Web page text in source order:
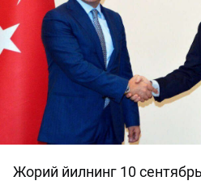
Жорий йилнинг 10